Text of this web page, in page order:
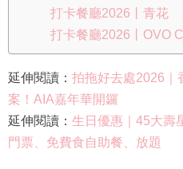
打卡餐廳2026丨青花
打卡餐廳2026丨OVO
延伸閱讀： 拍拖好去處2026｜
案！AIA嘉年華開鑼
延伸閱讀： 生日優惠｜45大壽
門票、免費食自助餐、放題